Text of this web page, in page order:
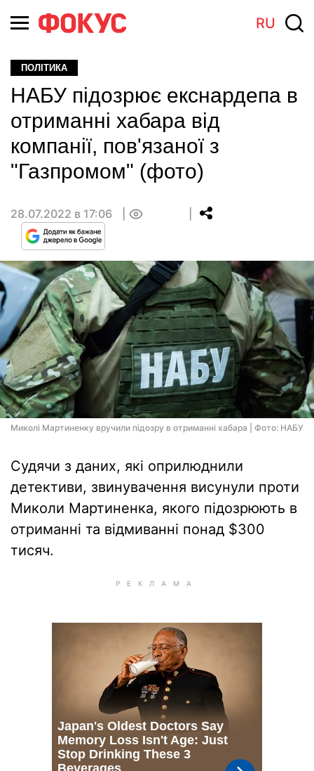
RU
ПОЛІТИКА
НАБУ підозрює екснардепа в
отриманні хабара від
компанії, пов'язаної з
"Газпромом" (фото)
28.07.2022 в 17:06
Миколі Мартиненку вручили підозру в отриманні хабара | Фото: НАБУ
Судячи з даних, які оприлюднили
детективи, звинувачення висунули проти
Миколи Мартиненка, якого підозрюють в
отриманні та відмиванні понад $300
тисяч.